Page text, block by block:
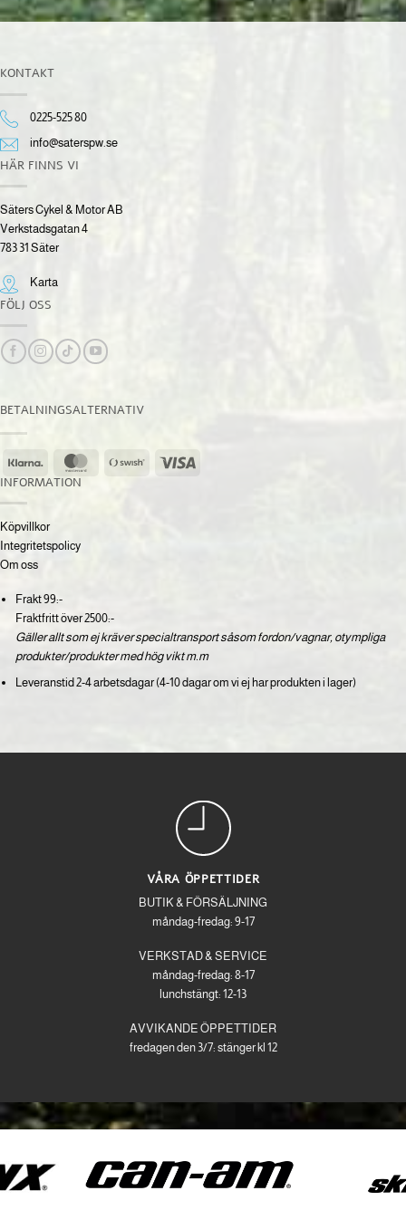
KONTAKT
0225-525 80
info@saterspw.se
HÄR FINNS VI
Säters Cykel & Motor AB
Verkstadsgatan 4
783 31 Säter
Karta
FÖLJ OSS
BETALNINGSALTERNATIV
Klarna MasterCardSwish
INFORMATION
Köpvillkor
Integritetspolicy
Om oss
Frakt 99:-
Fraktfritt över 2500:-
Gäller allt som ej kräver specialtransport såsom fordon/vagnar, otympliga
produkter/produkter med hög vikt m.m
Leveranstid 2-4 arbetsdagar (4-10 dagar om vi ej har produkten i lager)
VÅRA ÖPPETTIDER
BUTIK & FÖRSÄLJNING
måndag-fredag: 9-17
VERKSTAD & SERVICE
måndag-fredag: 8-17
lunchstängt: 12-13
AVVIKANDE ÖPPETTIDER
fredagen den 3/7: stänger kl 12